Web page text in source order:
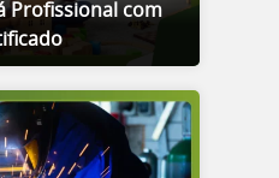
Profissional com